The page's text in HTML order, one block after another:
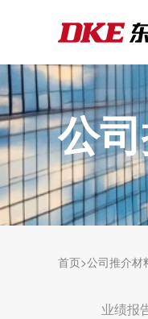
公
首页 公司推介材
业绩报